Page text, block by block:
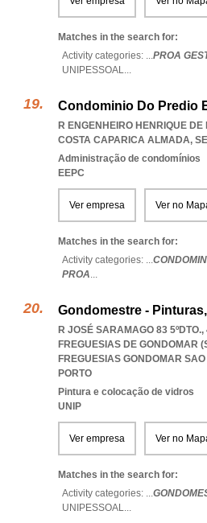
Matches in the search for:
Activity categories: ...PROA
UNIPESSOAL...
Condominio Do Predio
R ENGENHEIRO HENRIQUE
COSTA CAPARICA ALMADA,
Administração de condomínios
EEPC
Ver empresa Ver no
Matches in the search for:
Activity categories: ...
PROA...
Gondomestre -
R JOSÉ SARAMAGO 83
FREGUESIAS DE GONDOMAR
FREGUESIAS GONDOMAR
PORTO
Pintura e colocação de vidros
UNIP
Ver empresa Ver no
Matches in the search for:
Activity categories: ...
UNIPESSOAL...